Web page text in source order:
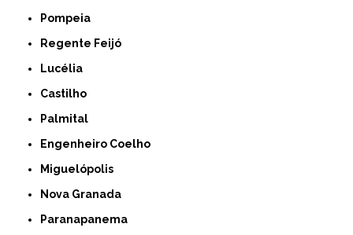
Pompeia
Regente Feijó
Lucélia
Castilho
Palmital
Engenheiro Coelho
Miguelópolis
Nova Granada
Paranapanema